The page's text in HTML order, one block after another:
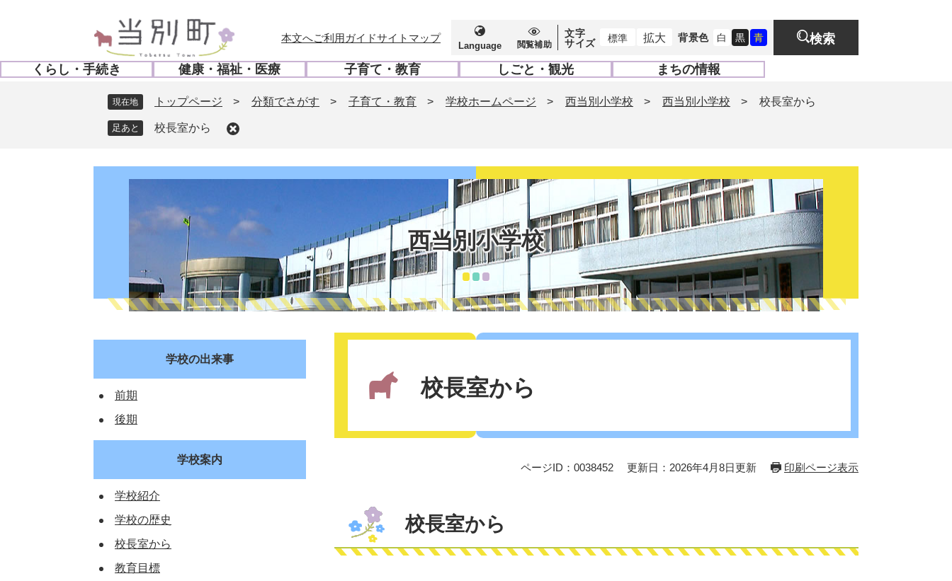
の
先
ー
を
本文へご利用ガイドサイトマップ
Language 閲覧補助
文字
サイズ
標準 拡大 背景色 白 黒 青 検索
くらし・手続き
開
健康・福祉・医療
開
く
子育て・教育
開
く
しごと・観光
開
く
まちの情報
開
く
現在地 トップページ > 分類でさがす > 子育て・教育 > 学校ホームページ > 西当別小学校 > 西当別小学校 > 校長室から
校長室から
西当別小学校
校長室から
ページID：0038452 更新日：2026年4月8日更新 印刷ページ表示
校長室から
学校の出来事
前期
後期
学校案内
学校紹介
学校の歴史
校長室から
教育目標